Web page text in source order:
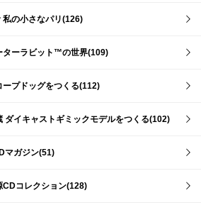
の小さなパリ(126)
ターラビット™の世界(109)
プドッグをつくる(112)
ダイキャストギミックモデルをつくる(102)
マガジン(51)
CDコレクション(128)